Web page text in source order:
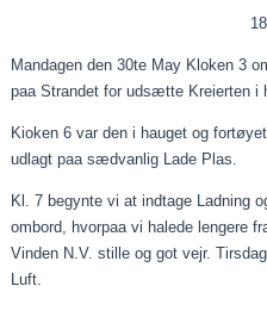
Mandagen den 30te May Kloken 3
paaStrandet forudsætte Kreierten i
Kioken 6 var den i hauget ogfortøyet
udlagtpaasædvanlig Lade Plas.
Kl. 7 begynte vi at indtage Ladning
ombord, hvorpaavi halede lengere
Vinden N.V. stille oggot vejr.
Luft.